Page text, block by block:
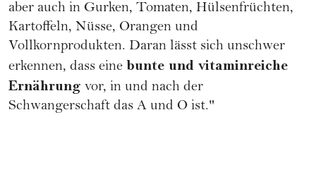
aber auch in Gurken, Tomaten, Hülsenfrüchten,
Kartoffeln, Nüsse, Orangen und
Vollkornprodukten. Daran lässt sich unschwer
erkennen, dass eine bunte und vitaminreiche
Ernährung vor, in und nach der
Schwangerschaft das A und O ist."